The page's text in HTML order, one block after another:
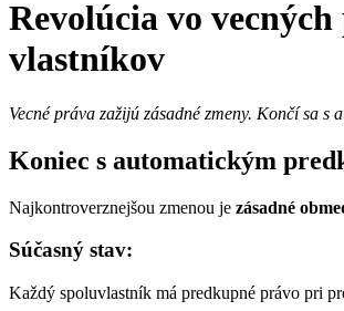
Revolúcia vo
vlastníkov
Vecné práva zažijú zásadné zmeny. Končí sa
Koniec s automatickým
Najkontroverznejšou zmenou je zásadné
Súčasný stav:
Každý spoluvlastník má predkupné právo pri